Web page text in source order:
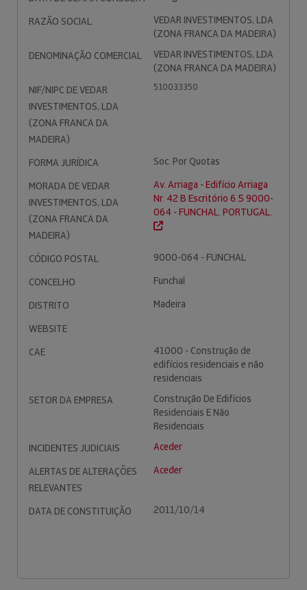
RAZÃO SOCIAL
VEDAR INVESTIMENTOS, LDA
(ZONA FRANCA DA MADEIRA)
DENOMINAÇÃO COMERCIAL
VEDAR INVESTIMENTOS, LDA
(ZONA FRANCA DA MADEIRA)
NIF/NIPC DE VEDAR
INVESTIMENTOS, LDA
(ZONA FRANCA DA
MADEIRA)
510033350
FORMA JURÍDICA
Soc. Por Quotas
MORADA DE VEDAR
INVESTIMENTOS, LDA
(ZONA FRANCA DA
MADEIRA)
Av. Arriaga - Edifício Arriaga
Nr. 42 B Escritório 6.5 9000-
064 - FUNCHAL. PORTUGAL.
CÓDIGO POSTAL
9000-064 - FUNCHAL
CONCELHO
Funchal
DISTRITO
Madeira
WEBSITE
CAE
41000 - Construção de
edifícios residenciais e não
residenciais
SETOR DA EMPRESA
Construção De Edifícios
Residenciais E Não
Residenciais
INCIDENTES JUDICIAIS
Aceder
ALERTAS DE ALTERAÇÕES
RELEVANTES
Aceder
DATA DE CONSTITUIÇÃO 2011/10/14